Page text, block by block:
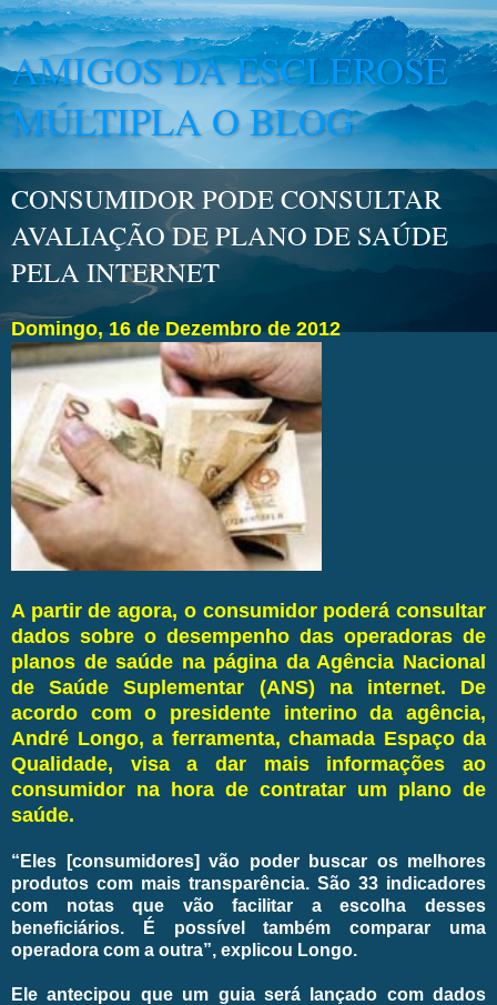
AMIGOS DA ESCLEROSE
MÚLTIPLA O BLOG
CONSUMIDOR PODE CONSULTAR
AVALIAÇÃO DE PLANO DE SAÚDE
PELA INTERNET
Domingo, 16 de Dezembro de 2012
A partir de agora, o consumidor poderá consultar
dados sobre o desempenho das operadoras de
planos de saúde na página da Agência Nacional
de Saúde Suplementar (ANS) na internet. De
acordo com o presidente interino da agência,
André Longo, a ferramenta, chamada Espaço da
Qualidade, visa a dar mais informações ao
consumidor na hora de contratar um plano de
saúde.
“Eles [consumidores] vão poder buscar os melhores
produtos com mais transparência. São 33 indicadores
com notas que vão facilitar a escolha desses
beneficiários. É possível também comparar uma
operadora com a outra”, explicou Longo.
Ele antecipou que um guia será lançado com dados